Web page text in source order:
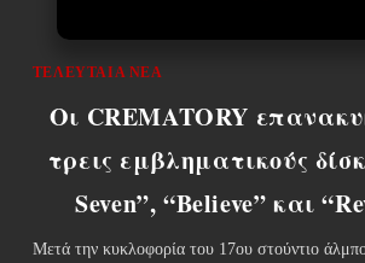
ΤΕΛΕΥΤΑΊΑ ΝΈΑ
Οι CREMATORY
τρεις εμβληματικούς
Seven”, “Believe” και
Μετά την κυκλοφορία του 17ου στούντιο